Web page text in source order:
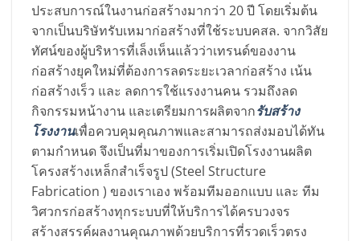
ประสบการณ์ในงานก่อสร้างมากว่า 20 ปี โดยเริ่มต้น
จากเป็นบริษัทรับเหมาก่อสร้างที่ใช้ระบบคสล. จากวิสัย
ทัศน์ของผู้บริหารที่เล็งเห็นแล้วว่าเทรนด์ของงาน
ก่อสร้างยุคใหม่ที่ต้องการลดระยะเวลาก่อสร้าง เน้น
ก่อสร้างเร็ว และ ลดการใช้แรงงานคน รวมถึงลด
กิจกรรมหน้างาน และเตรียมการผลิตจากรับสร้าง
โรงงานเพื่อควบคุมคุณภาพและสามารถส่งมอบได้ทัน
ตามกำหนด จึงเป็นที่มาของการเริ่มเปิดโรงงานผลิต
โครงสร้างเหล็กสำเร็จรูป (Steel Structure
Fabrication ) ของเราเอง พร้อมทีมออกแบบ และ ทีม
วิศวกรก่อสร้างทุกระบบที่ให้บริการได้ครบวงจร
สร้างสรรค์ผลงานคุณภาพด้วยบริการที่รวดเร็วตรง